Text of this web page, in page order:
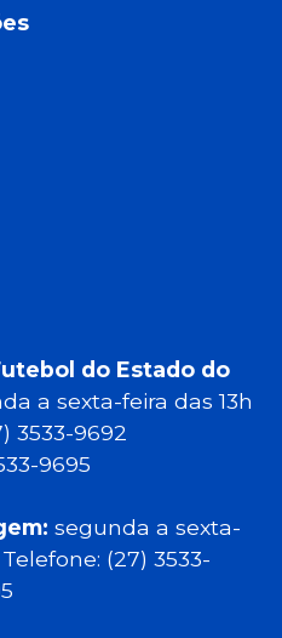
do Estado do
a sexta-feira das 13h
3533-9692
9695
segunda a sexta-
(27) 3533-